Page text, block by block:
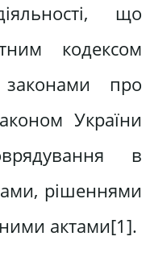
що
кодексом
про
України
в
рішеннями
актами[1].